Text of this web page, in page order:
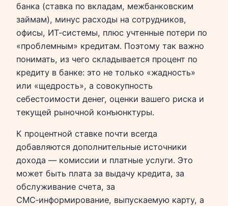
банка (ставка по вкладам, межбанковским
займам), минус расходы на сотрудников,
офисы, ИТ‑системы, плюс учтенные потери по
«проблемным» кредитам. Поэтому так важно
понимать, из чего складывается процент по
кредиту в банке: это не только «жадность»
или «щедрость», а совокупность
себестоимости денег, оценки вашего риска и
текущей рыночной конъюнктуры.
К процентной ставке почти всегда
добавляются дополнительные источники
дохода — комиссии и платные услуги. Это
может быть плата за выдачу кредита, за
обслуживание счета, за
СМС‑информирование, выпускаемую карту, а